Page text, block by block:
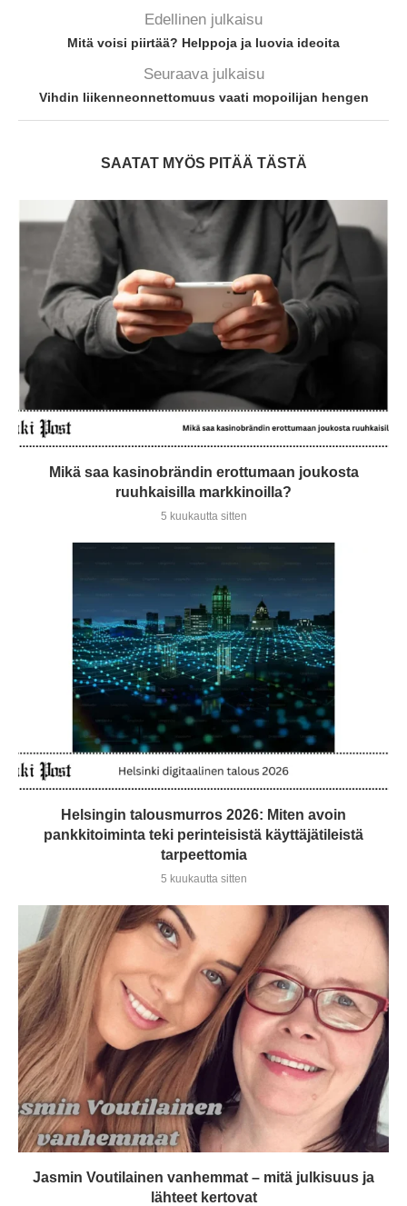
Edellinen julkaisu
Mitä voisi piirtää? Helppoja ja luovia ideoita
Seuraava julkaisu
Vihdin liikenneonnettomuus vaati mopoilijan hengen
SAATAT MYÖS PITÄÄ TÄSTÄ
Mikä saa kasinobrändin erottumaan joukosta
ruuhkaisilla markkinoilla?
5 kuukautta sitten
Helsingin talousmurros 2026: Miten avoin
pankkitoiminta teki perinteisistä käyttäjätileistä
tarpeettomia
5 kuukautta sitten
Jasmin Voutilainen vanhemmat – mitä julkisuus ja
lähteet kertovat